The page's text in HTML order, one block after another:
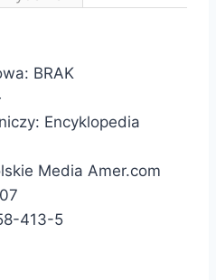
BRAK
Encyklopedia
Media Amer.com
413-5